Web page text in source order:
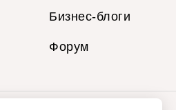
Бизнес-блоги
Форум